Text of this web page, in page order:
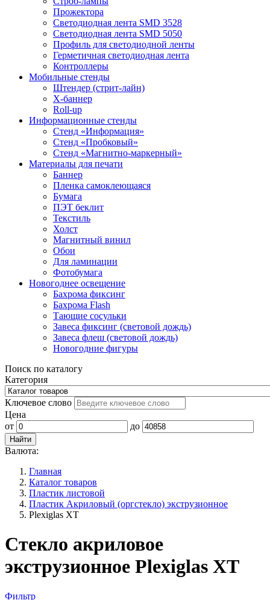
Прожектора
Светодиодная лента SMD 3528
Светодиодная лента SMD 5050
Профиль для светодиодной ленты
Герметичная светодиодная лента
Контроллеры
Мобильные стенды
Штендер (стрит-лайн)
Х-баннер
Roll-up
Информационные стенды
Стенд «Информация»
Стенд «Пробковый»
Стенд «Магнитно-маркерный»
Материалы для печати
Баннер
Пленка самоклеющаяся
Бумага
ПЭТ беклит
Текстиль
Холст
Магнитный винил
Обои
Для ламинации
Фотобумага
Новогоднее освещение
Бахрома фиксинг
Бахрома Flash
Тающие сосульки
Завеса фиксинг (световой дождь)
Завеса флеш (световой дождь)
Новогодние фигуры
Поиск по каталогу
Категория
Ключевое слово
Цена
от
до
Валюта:
Главная
Каталог товаров
Пластик листовой
Пластик Акриловый (оргстекло) экструзионное
Plexiglas XT
Стекло акриловое
экструзионное Plexiglas XT
Фильтр